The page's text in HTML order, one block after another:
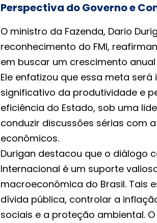
Perspectiva do Governo e
O ministro da Fazenda, Dario
reconhecimento do FMI,
em buscar um crescimento
Ele enfatizou que essa meta
significativo da produtividade e
eficiência do Estado, sob uma
conduzir discussões sérias com
econômicos.
Durigan destacou que o diálogo
Internacional é um suporte
macroeconômica do Brasil. Tais
dívida pública, controlar a
sociais e a proteção ambiental.